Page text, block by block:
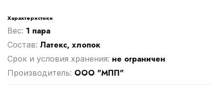
Характеристики
Вес: 1 пара
Cостав: Латекс, хлопок
Срок и условия хранения: не ограничен
Производитель: ООО "МПП"